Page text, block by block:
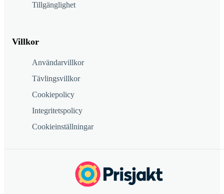
Tillgänglighet
Villkor
Användarvillkor
Tävlingsvillkor
Cookiepolicy
Integritetspolicy
Cookieinställningar